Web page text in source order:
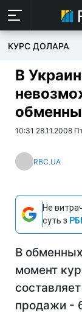
КУРС ДОЛАРА
В
10:31 28.11.2008
RBC.UA
Не
суть з
В
момент
продажи -